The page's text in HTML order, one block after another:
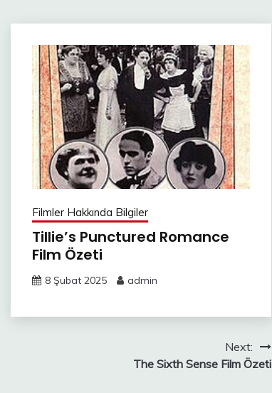
Filmler Hakkında Bilgiler
Tillie’s Punctured Romance
Film Özeti
8 Şubat 2025 admin
Next:
The Sixth Sense Film Özeti